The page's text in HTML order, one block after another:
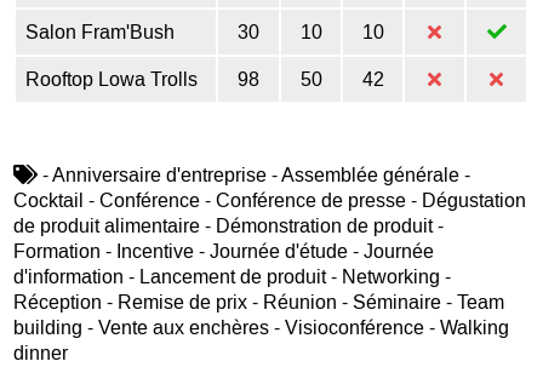
Salon Fram'Bush 30 10
10
Rooftop Lowa Trolls
98 50 42
- Anniversaire d'entreprise - Assemblée générale -
Cocktail - Conférence - Conférence de presse - Dégustation
de produit alimentaire - Démonstration de produit -
Formation - Incentive - Journée d'étude - Journée
d'information - Lancement de produit - Networking -
Réception - Remise de prix - Réunion - Séminaire - Team
building - Vente aux enchères - Visioconférence - Walking
dinner